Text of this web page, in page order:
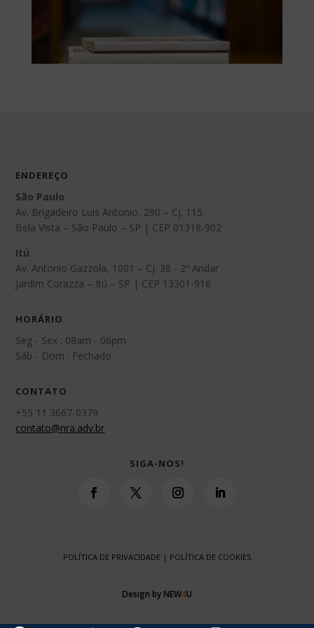
ENDEREÇO
São Paulo
Av. Brigadeiro Luis Antonio, 290 – Cj. 115
Bela Vista – São Paulo – SP | CEP 01318-902
Itú
Av. Antonio Gazzola, 1001 – Cj. 38 - 2º Andar
Jardim Corazza – Itú – SP | CEP 13301-916
HORÁRIO
Seg - Sex : 08am - 06pm
Sáb - Dom : Fechado
CONTATO
+55 11 3667-0379
contato@nra.adv.br
SIGA-NOS!
POLÍTICA DE PRIVACIDADE | POLÍTICA DE COOKIES
Design by NEW4U